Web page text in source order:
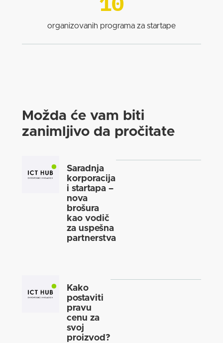
organizovanih programa za startape
Možda će vam biti
zanimljivo da pročitate
Saradnja
korporacija
i startapa –
nova
brošura
kao vodič
za uspešna
partnerstva
Kako
postaviti
pravu
cenu za
svoj
proizvod?